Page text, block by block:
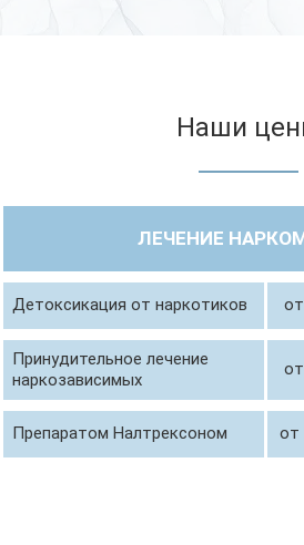
Наши
ЛЕЧЕНИЕ
Детоксикация от наркотиков
Принудительное лечение
наркозависимых
Препаратом Налтрексоном от